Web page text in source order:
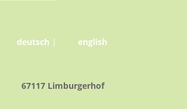
deutsch | english
67117 Limburgerhof